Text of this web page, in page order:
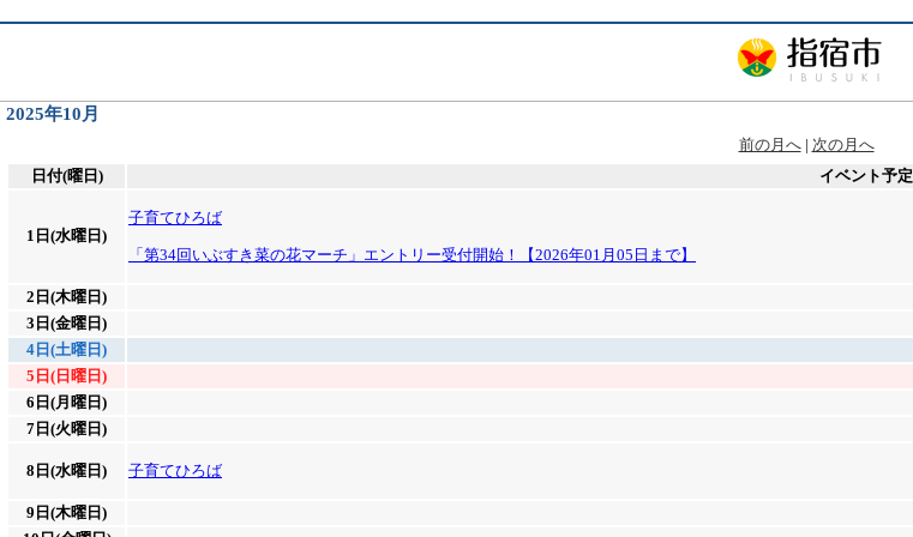
2025年10月
前の月へ| 次の月へ
日付(曜日)
イベント予定
1日(水曜日)
子育てひろば
「第34回いぶすき菜の花マーチ」エントリー受付開始！【2026年01月05日まで】
2日(木曜日)
3日(金曜日)
4日(土曜日)
5日(日曜日)
6日(月曜日)
7日(火曜日)
8日(水曜日) 子育てひろば
9日(木曜日)